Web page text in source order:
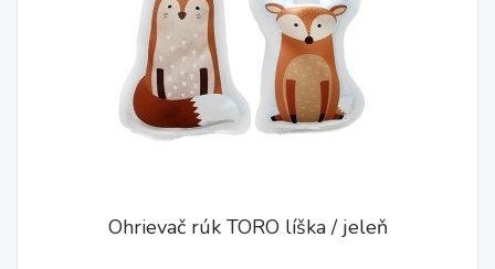
Ohrievač rúk TORO líška / jeleň